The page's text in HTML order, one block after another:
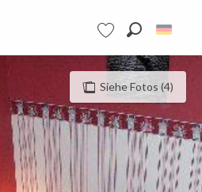
Voir les favoris
Siehe Fotos (4)